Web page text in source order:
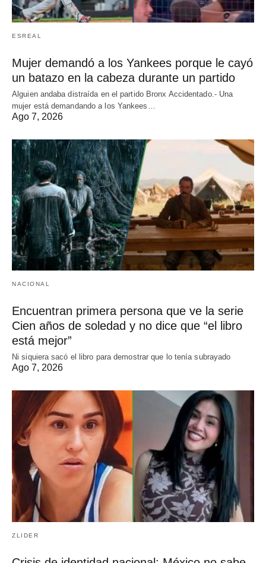
ESREAL
Mujer demandó a los Yankees porque le cayó
un batazo en la cabeza durante un partido
Alguien andaba distraída en el partido Bronx Accidentado.- Una
mujer está demandando a los Yankees…
Ago 7, 2026
NACIONAL
Encuentran primera persona que ve la serie
Cien años de soledad y no dice que “el libro
está mejor”
Ni siquiera sacó el libro para demostrar que lo tenía subrayado
Ago 7, 2026
ZLIDER